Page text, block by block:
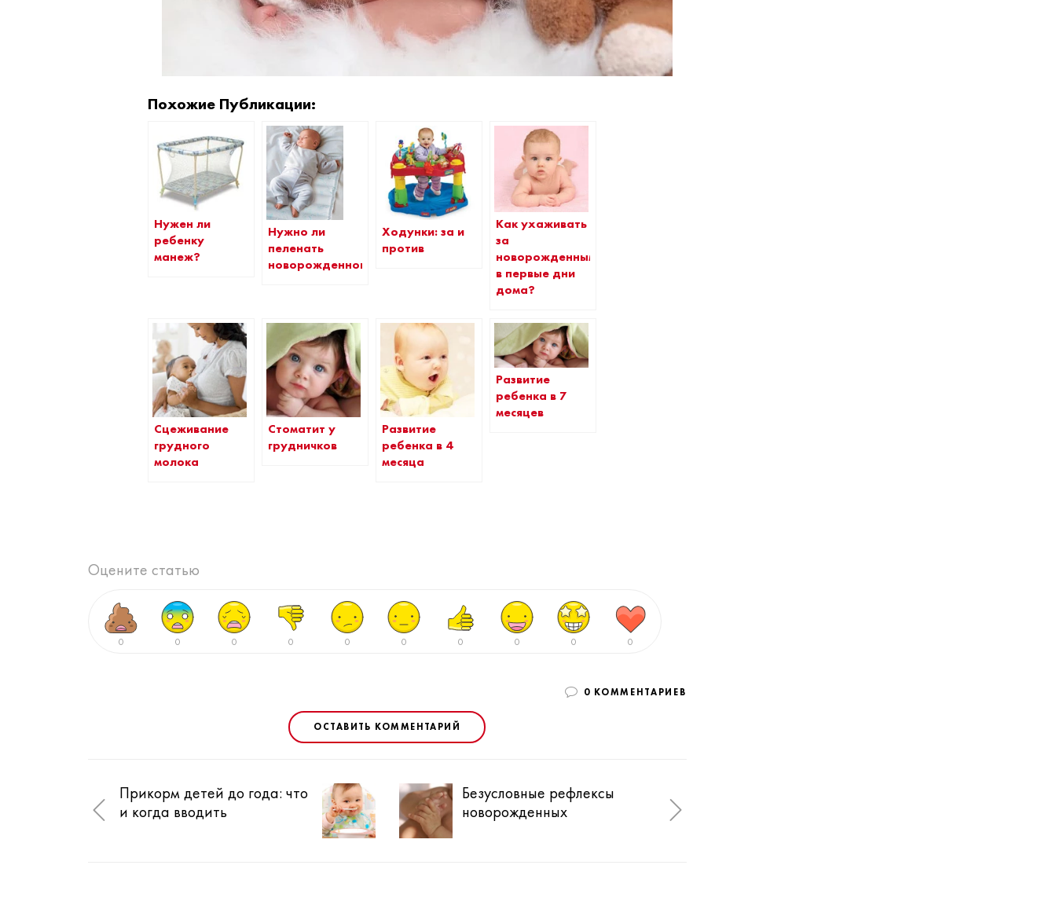
Похожие Публикации:
Нужен ли
ребенку
манеж?
Нужно ли
пеленать
новорожденного?
Ходунки: за и
против
Как ухаживать
за
новорожденным
в первые дни
дома?
Сцеживание
грудного
молока
Стоматит у
грудничков
Развитие
ребенка в 4
месяца
Развитие
ребенка в 7
месяцев
Оцените статью
0 0 0 0 0 0 0 0 0 0
0 КОММЕНТАРИЕВ
ОСТАВИТЬ КОММЕНТАРИЙ
Прикорм детей до года: что
и когда вводить
Безусловные рефлексы
новорожденных
новорожденного